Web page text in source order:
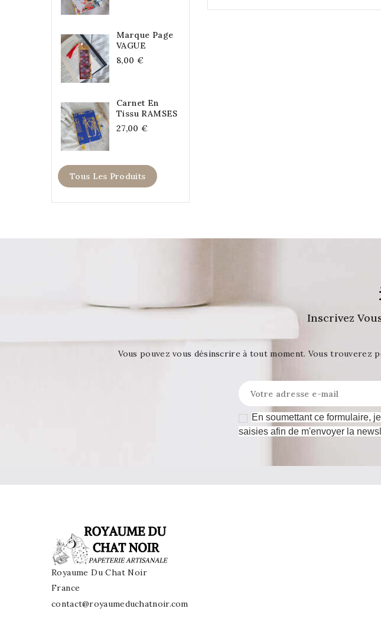
Marque Page
VAGUE
8,00 €
Carnet En
Tissu RAMSES
27,00 €
Tous Les Produits
Inscrivez
Vous pouvez vous désinscrire à tout moment. Vous
En soumettant ce formulaire,
saisies afin de m'envoyer la
Royaume Du Chat Noir
France
contact@royaumeduchatnoir.com